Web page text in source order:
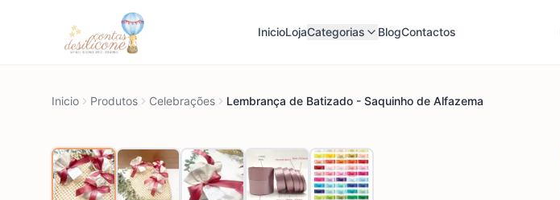
InicioLojaCategorias BlogContactos
Inicio Produtos Celebrações Lembrança de Batizado - Saquinho de Alfazema